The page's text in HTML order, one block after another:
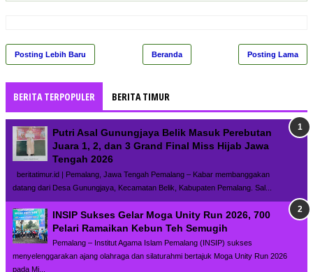
Posting Lebih Baru Posting Lama
Beranda
BERITA TERPOPULER BERITA TIMUR
Putri Asal Gunungjaya Belik Masuk Perebutan
Juara 1, 2, dan 3 Grand Final Miss Hijab Jawa
Tengah 2026
beritatimur.id | Pemalang, Jawa Tengah Pemalang – Kabar membanggakan
datang dari Desa Gunungjaya, Kecamatan Belik, Kabupaten Pemalang. Sal...
INSIP Sukses Gelar Moga Unity Run 2026, 700
Pelari Ramaikan Kebun Teh Semugih
Pemalang – Institut Agama Islam Pemalang (INSIP) sukses
menyelenggarakan ajang olahraga dan silaturahmi bertajuk Moga Unity Run 2026
pada Mi...